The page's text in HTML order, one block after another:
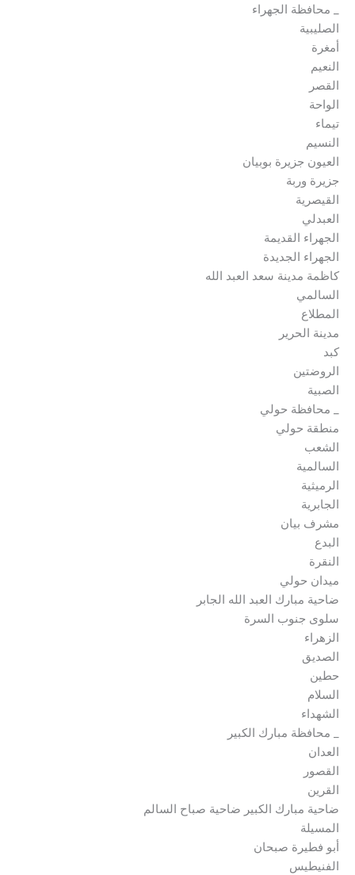
_ محافظة الجهراء
الصليبية
أمغرة
النعيم
القصر
الواحة
تيماء
النسيم
العيون جزيرة بوبيان
جزيرة وربة
القيصرية
العبدلي
الجهراء القديمة
الجهراء الجديدة
كاظمة مدينة سعد العبد الله
السالمي
المطلاع
مدينة الحرير
كبد
الروضتين
الصبية
_ محافظة حولي
منطقة حولي
الشعب
السالمية
الرميثية
الجابرية
مشرف بيان
البدع
النقرة
ميدان حولي
ضاحية مبارك العبد الله الجابر
سلوى جنوب السرة
الزهراء
الصديق
حطين
السلام
الشهداء
_ محافظة مبارك الكبير
العدان
القصور
القرين
ضاحية مبارك الكبير ضاحية صباح السالم
المسيلة
أبو فطيرة صبحان
الفنيطيس